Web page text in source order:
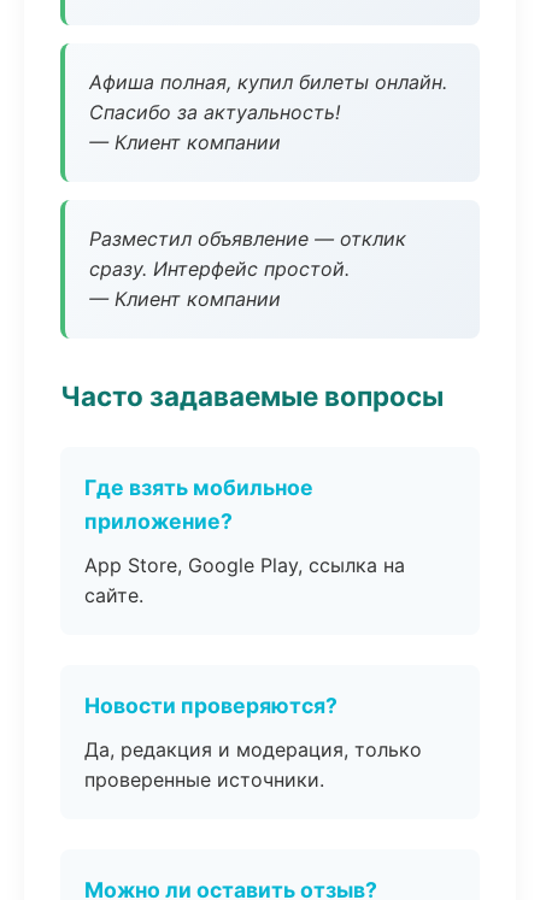
Афиша полная, купил билеты онлайн.
Спасибо за актуальность!
— Клиент компании
Разместил объявление — отклик
сразу. Интерфейс простой.
— Клиент компании
Часто задаваемые вопросы
Где взять мобильное
приложение?
App Store, Google Play, ссылка на
сайте.
Новости проверяются?
Да, редакция и модерация, только
проверенные источники.
Можно ли оставить отзыв?